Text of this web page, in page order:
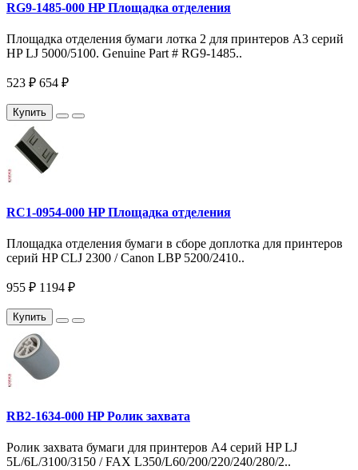
RG9-1485-000 HP Площадка отделения
Площадка отделения бумаги лотка 2 для принтеров A3 серий
HP LJ 5000/5100. Genuine Part # RG9-1485..
523 ₽ 654 ₽
Купить
RC1-0954-000 HP Площадка отделения
Площадка отделения бумаги в сборе доплотка для принтеров
серий HP CLJ 2300 / Canon LBP 5200/2410..
955 ₽ 1194 ₽
Купить
RB2-1634-000 HP Ролик захвата
Ролик захвата бумаги для принтеров A4 серий HP LJ
5L/6L/3100/3150 / FAX L350/L60/200/220/240/280/2..